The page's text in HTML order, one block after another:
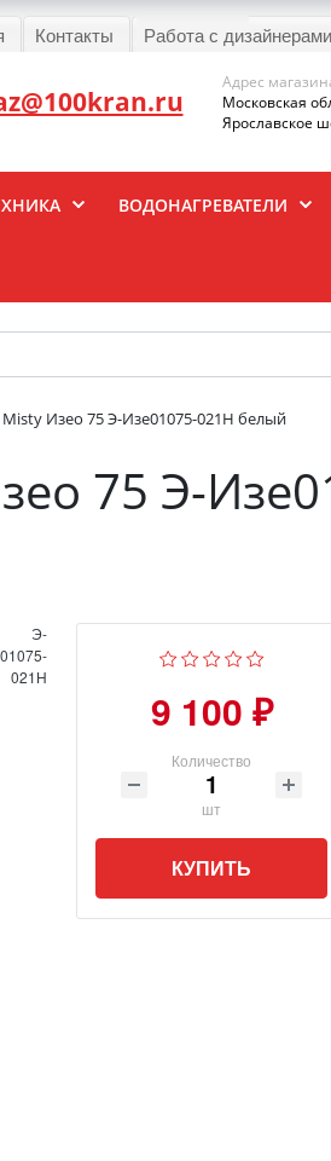
Контакты Работа с
Адрес
Московская
Ярославское
ВОДОНАГРЕВАТЕЛИ
Изео 75 Э-Изе01075-021Н белый
75 Э-
Э-
021Н
9 100 ₽
Количество
шт
КУПИТЬ